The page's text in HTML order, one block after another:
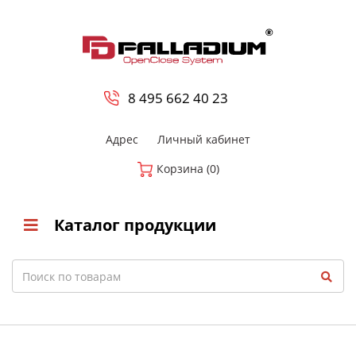
8 495 662 40 23
Адрес
Личный кабинет
Корзина (0)
Каталог продукции
Search